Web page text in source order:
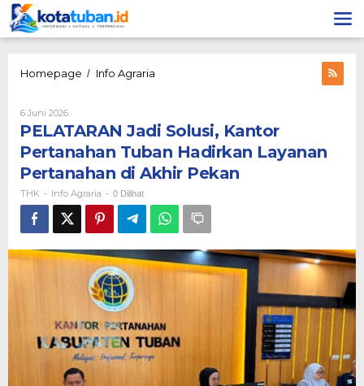
Lewati
ke
konten
Homepage / Info Agraria
Pertanahan
Tuban
Hadirkan
Layanan
di
Akhir
Pekan
6 Juni 2026Oleh
THK
PELATARAN Jadi Solusi, Kantor
Pertanahan Tuban Hadirkan Layanan
Pertanahan di Akhir Pekan
THK - Info Agraria - 0 Dilihat